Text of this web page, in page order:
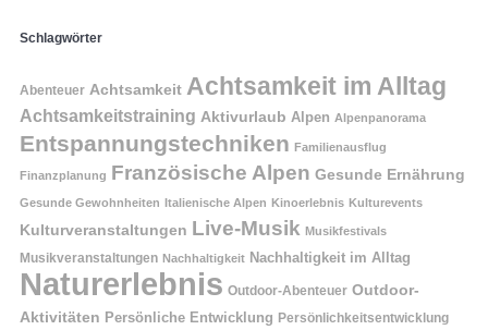
Schlagwörter
Abenteuer Achtsamkeit Achtsamkeit im Alltag
Achtsamkeitstraining Aktivurlaub Alpen Alpenpanorama
Entspannungstechniken Familienausflug
Finanzplanung Französische Alpen Gesunde Ernährung
Gesunde Gewohnheiten Italienische Alpen Kinoerlebnis Kulturevents
Kulturveranstaltungen Live-Musik Musikfestivals
Musikveranstaltungen Nachhaltigkeit Nachhaltigkeit im Alltag
Naturerlebnis Outdoor-Abenteuer Outdoor-
Aktivitäten Persönliche Entwicklung Persönlichkeitsentwicklung